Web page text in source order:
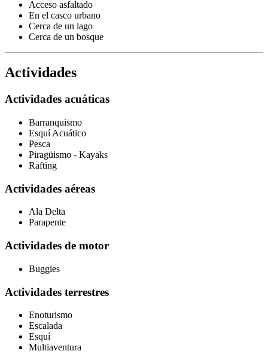
Acceso asfaltado
En el casco urbano
Cerca de un lago
Cerca de un bosque
Actividades
Actividades acuáticas
Barranquismo
Esquí Acuático
Pesca
Piragüismo - Kayaks
Rafting
Actividades aéreas
Ala Delta
Parapente
Actividades de motor
Buggies
Actividades terrestres
Enoturismo
Escalada
Esquí
Multiaventura